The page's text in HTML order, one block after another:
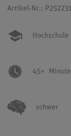
Artikel-Nr.:
Hochschule
45+
schwer